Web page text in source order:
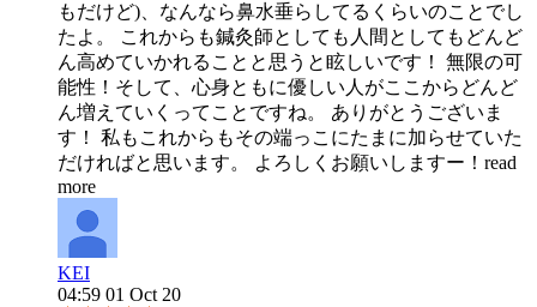
もだけど)、なんなら鼻水垂らしてるくらいのことでし
たよ。 これからも鍼灸師としても人間としてもどんど
ん高めていかれることと思うと眩しいです！ 無限の可
能性！そして、心身ともに優しい人がここからどんど
ん増えていくってことですね。 ありがとうございま
す！ 私もこれからもその端っこにたまに加らせていた
だければと思います。 よろしくお願いしますー！ read
more
KEI
04:59 01 Oct 20